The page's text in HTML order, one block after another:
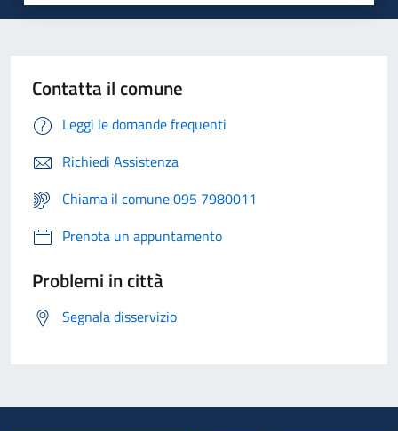
Contatta il comune
Leggi le domande frequenti
Richiedi Assistenza
Chiama il comune 095 7980011
Prenota un appuntamento
Problemi in città
Segnala disservizio